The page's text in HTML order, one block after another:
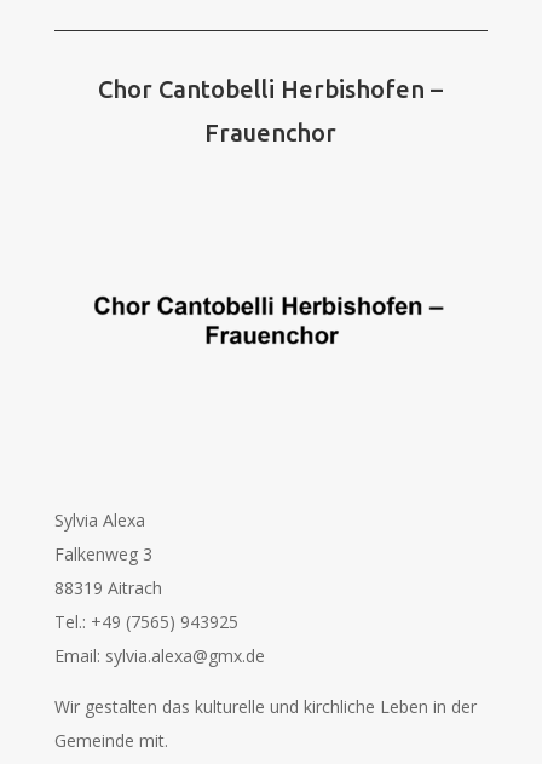
Chor Cantobelli Herbishofen –
Frauenchor
Sylvia Alexa
Falkenweg 3
88319 Aitrach
Tel.: +49 (7565) 943925
Email: sylvia.alexa@gmx.de
Wir gestalten das kulturelle und kirchliche Leben in der
Gemeinde mit.